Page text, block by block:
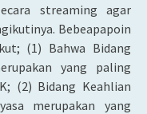
streaming agar
Bebeapapoin
(1) Bahwa Bidang
yang paling
(2) Bidang Keahlian
merupakan yang